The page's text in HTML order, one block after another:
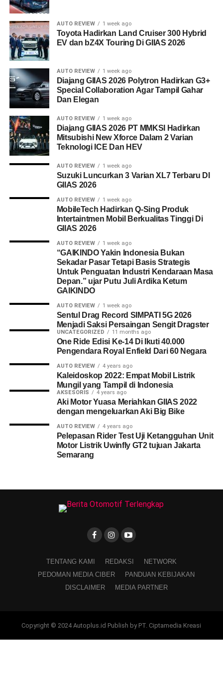
AUTO REVIEW 1 week ago
Toyota Hadirkan Land Cruiser 300 Hybrid
EV dan bZ4X Touring Di GIIAS 2026
AUTO REVIEW 1 week ago
Diajang GIIAS 2026 Polytron Hadirkan G3+
Special Collaboration Agar Tampil Gahar
Dan Elegan
AUTO REVIEW 1 week ago
Diajang GIIAS 2026 PT MMKSI Hadirkan
Mitsubishi New Xforce Dalam 2 Varian
Teknologi ICE Dan HEV
AUTO REVIEW 1 week ago
Suzuki Luncurkan 3 Varian XL7 Terbaru DI
GIIAS 2026
AUTO REVIEW 1 week ago
MobileTech Hadirkan Q-Sing Produk
Intertaintmen Mobil Berkualitas Tinggi Di
GIIAS 2026
AUTO REVIEW 1 week ago
“GAIKINDO Yakin Indonesia Bukan
Sekadar Pasar Tetapi Basis Strategis
Untuk Penguatan Industri Kendaraan Masa
Depan.” ujar Putu Juli Ardika Ketum
GAIKINDO
AUTO REVIEW 1 week ago
Sentul Drag Record SIMPATI 5G 2026
Menjadi Saksi Persaingan Sengit Dragster
UNCATEGORIZED 11 months ago
One Ride Edisi Ke-14 Di Ikuti 40.000
Pengendara Royal Enfield Dari 60 Negara
AUTO REVIEW 4 years ago
Kaleidoskop 2022: Empat Mobil Listrik
Mungil yang Tampil di Indonesia
AKSESORIS 4 years ago
Aki Motor Yuasa Meriahkan GIIAS 2022
dengan mengeluarkan Aki Big Bike
AUTO REVIEW 4 years ago
Pelepasan Rider Test Uji Ketangguhan Unit
Motor Listrik Uwinfly GT2 tujuan Jakarta
Semarang
TENTANG KAMI REDAKSI
NETWORK
PEDOMAN MEDIA CIBER
PANDUAN KEBIJAKAN
DISCLAIMER
MEDIA PARTNER
Copyright © 2024 Autoplus.id Publish by PT. Ciptamedia Kreasi